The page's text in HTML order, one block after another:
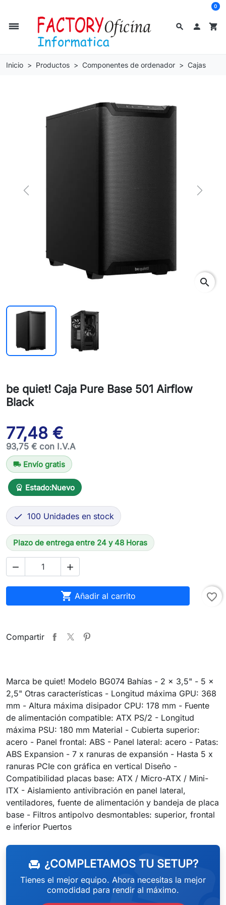
search
dehaze  shopping_cart
0
Inicio Productos Componentes de ordenador Cajas
Previous Next
search
be quiet! Caja Pure Base 501 Airflow
Black
77,48 €
93,75 € con I.V.A
local_shipping Envío gratis
workspace_premium Estado:Nuevo
 100 Unidades en stock
Plazo de entrega entre 24 y 48 Horas
 
 Añadir al carrito favorite_border
Compartir
Marca be quiet! Modelo BG074 Bahías - 2 x 3,5" - 5 x
2,5" Otras características - Longitud máxima GPU: 368
mm - Altura máxima disipador CPU: 178 mm - Fuente
de alimentación compatible: ATX PS/2 - Longitud
máxima PSU: 180 mm Material - Cubierta superior:
acero - Panel frontal: ABS - Panel lateral: acero - Patas:
ABS Expansion - 7 x ranuras de expansión - Hasta 5 x
ranuras PCIe con gráfica en vertical Diseño -
Compatibilidad placas base: ATX / Micro-ATX / Mini-
ITX - Aislamiento antivibración en panel lateral,
ventiladores, fuente de alimentación y bandeja de placa
base - Filtros antipolvo desmontables: superior, frontal
e inferior Puertos
chair ¿COMPLETAMOS TU SETUP?
Tienes el mejor equipo. Ahora necesitas la mejor
comodidad para rendir al máximo.